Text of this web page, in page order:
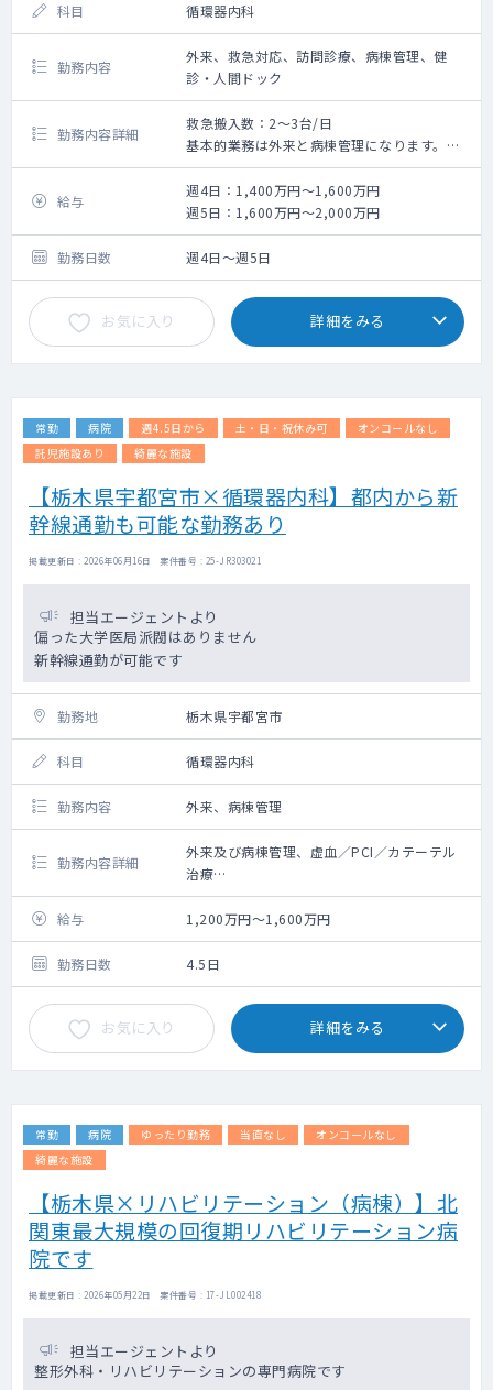
科目 循環器内科
勤務内容
外来、救急対応、訪問診療、病棟管理、健
診・人間ドック
勤務内容詳細
救急搬入数：2～3台/日
基本的業務は外来と病棟管理になります。
外来には、一般内科外来・健診対応などが含
まれます。
※日中の救急対応等は、常勤の先生の状況に
より適宜対応している状況です。
給与
週4日：1,400万円～1,600万円
週5日：1,600万円～2,000万円
勤務日数 週4日～週5日
お気に入り 詳細をみる
常勤 病院 週4.5日から 土・日・祝休み可
オンコールなし
託児施設あり
綺麗な施設
【栃木県宇都宮市×循環器内科】都内から新
幹線通勤も可能な勤務あり
掲載更新日 : 2026年06月16日 案件番号 : 25-JR303021
担当エージェントより
偏った大学医局派閥はありません
新幹線通勤が可能です
勤務地 栃木県宇都宮市
科目 循環器内科
勤務内容 外来、病棟管理
勤務内容詳細
外来及び病棟管理、虚血／PCI／カテーテル
治療
経食道エコー検査などを担当頂けると尚可
給与
1,200万円～1,600万円
勤務日数 4.5日
お気に入り 詳細をみる
常勤 病院 ゆったり勤務 当直なし
オンコールなし
綺麗な施設
【栃木県×リハビリテーション（病棟）】北
関東最大規模の回復期リハビリテーション病
院です
掲載更新日 : 2026年05月22日 案件番号 : 17-JL002418
担当エージェントより
整形外科・リハビリテーションの専門病院です